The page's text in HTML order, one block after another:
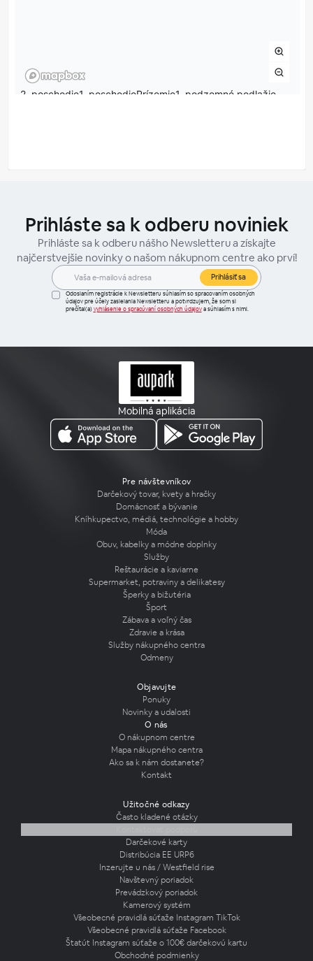
Prihláste sa k odberu noviniek
Prihláste sa k odberu nášho Newsletteru a získajte
najčerstvejšie novinky o našom nákupnom centre ako prví!
Prihlásiť sa
Odoslaním registrácie k Newsletteru súhlasím so spracovaním osobných
údajov pre účely zasielania Newsletteru a potvrdzujem, že som si
prečítal(a) vyhlásenie o spracúvaní osobných údajova súhlasím s nimi.
Mobilná aplikácia
Pre návštevníkov
Darčekový tovar, kvety a hračky
Domácnosť a bývanie
Kníhkupectvo, médiá, technológie a hobby
Móda
Obuv, kabelky a módne doplnky
Služby
Reštaurácie a kaviarne
Supermarket, potraviny a delikatesy
Šperky a bižutéria
Šport
Zábava a voľný čas
Zdravie a krása
Služby nákupného centra
Odmeny
Objavujte
Ponuky
Novinky a udalosti
O nás
O nákupnom centre
Mapa nákupného centra
Ako sa k nám dostanete?
Kontakt
Užitočné odkazy
Často kladené otázky
Darčekové karty
Distribúcia EE URP6
Inzerujte u nás / Westfield rise
Navštevný poriadok
Prevádzkový poriadok
Kamerový systém
Všeobecné pravidlá súťaže Instagram TikTok
Všeobecné pravidlá súťaže Facebook
Štatút Instagram súťaže o 100€ darčekovú kartu
Obchodné podmienky